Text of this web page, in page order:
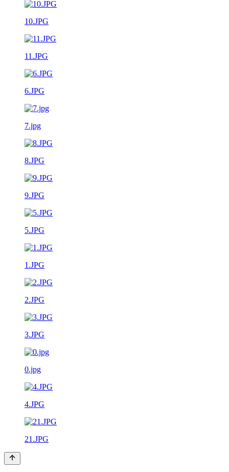
10.JPG
11.JPG
6.JPG
7.jpg
8.JPG
9.JPG
5.JPG
1.JPG
2.JPG
3.JPG
0.jpg
4.JPG
21.JPG